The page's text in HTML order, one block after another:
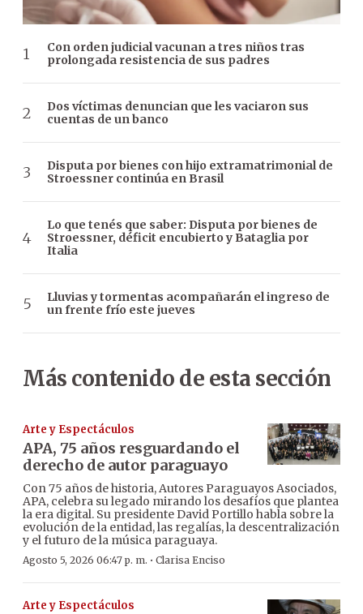
Con orden judicial vacunan a tres niños tras
prolongada resistencia de sus padres
Dos víctimas denuncian que les vaciaron sus
cuentas de un banco
Disputa por bienes con hijo extramatrimonial de
Stroessner continúa en Brasil
Lo que tenés que saber: Disputa por bienes de
Stroessner, déficit encubierto y Bataglia por
Italia
Lluvias y tormentas acompañarán el ingreso de
un frente frío este jueves
Más contenido de esta sección
Arte y Espectáculos
APA, 75 años resguardando el
derecho de autor paraguayo
Con 75 años de historia, Autores Paraguayos Asociados,
APA, celebra su legado mirando los desafíos que plantea
la era digital. Su presidente David Portillo habla sobre la
evolución de la entidad, las regalías, la descentralización
y el futuro de la música paraguaya.
Agosto 5, 2026 06:47 p. m. · Clarisa Enciso
Arte y Espectáculos